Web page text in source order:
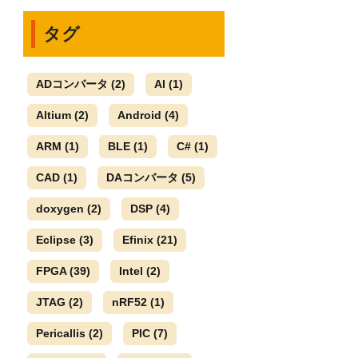
タグ
ADコンバータ (2) AI (1)
Altium(2) Android (4)
ARM (1) BLE(1) C#(1)
CAD(1) DAコンバータ (5)
doxygen (2) DSP(4)
Eclipse(3) Efinix(21)
FPGA(39) Intel (2)
JTAG (2) nRF52(1)
Pericallis(2) PIC(7)